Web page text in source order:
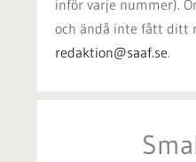
inför varje nummer).
och ändå inte fått ditt
redaktion@saaf.se.